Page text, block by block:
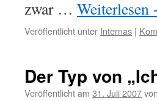
zwar … Weiterlesen
Veröffentlicht unter Internas |
Der Typ von
Veröffentlicht am 31. Juli 2007von